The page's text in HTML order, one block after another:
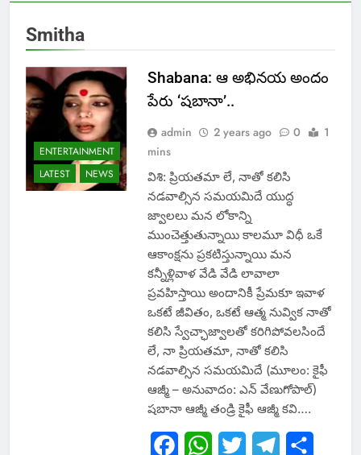
Smitha
ENTERTAINMENT
LATEST
NEWS
Shabana: ఆ అభినయ అందం
పేరు ‘షబానా’..
admin 2 years ago 0
1
mins
విశి: ప్రియతమా లే, నాతో కలిసి
నడవాల్సిన సమయమిదే యుద్ధ
జ్వాలలు మన లోకాన్ని
ముంచెత్తుతున్నాయి కాలమూ విధీ ఒకే
ఆకాంక్షను ప్రకటిస్తున్నాయి మన
కన్నీళ్లివాళ వేడి వేడి లావాలా
ప్రవహిస్తాయి అందానికీ ప్రేమకూ ఇవాళ
ఒకటే జీవితం, ఒకటే ఆత్మ నువ్విక నాతో
కలిసి స్వేచ్ఛాజ్వాలతో కరిగిపోవలసిందే
లే, నా ప్రియతమా, నాతో కలిసి
నడవాల్సిన సమయమిదే (మూలం: కైఫీ
ఆజ్మీ – అనువాదం: ఎన్ వేణుగోపాల్)
షబానా ఆజ్మీ తండ్రి కైఫీ ఆజ్మీ కవి….
FacebookWhatsApp
Twitter Telegram